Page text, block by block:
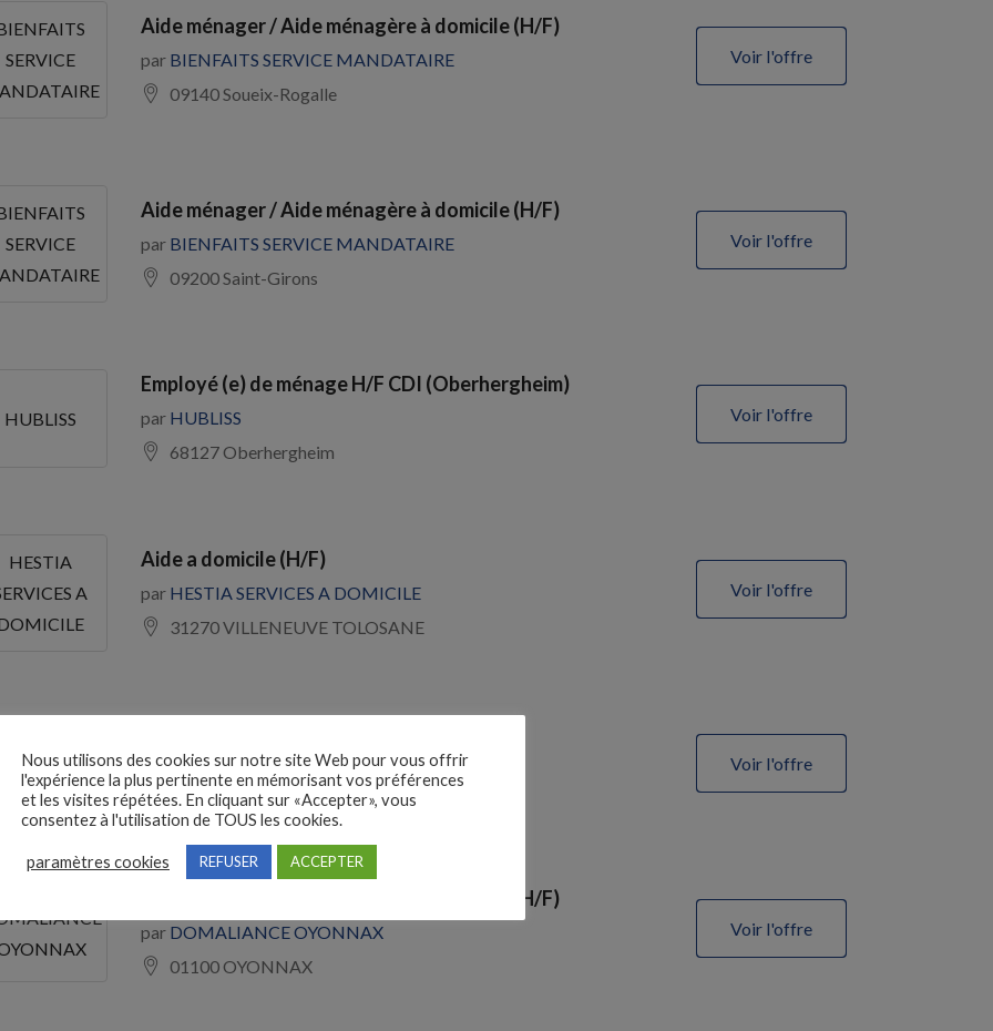
SERVICE
Aide ménager / Aide ménagère à domicile (H/F)
par BIENFAITS SERVICE MANDATAIRE
09140 Soueix-Rogalle
Voir l'offre
SERVICE
Aide ménager / Aide ménagère à domicile (H/F)
par BIENFAITS SERVICE MANDATAIRE
09200 Saint-Girons
Voir l'offre
HUBLISS
Employé (e) de ménage H/F CDI (Oberhergheim)
par HUBLISS
68127 Oberhergheim
Voir l'offre
HESTIA
A
Aide a domicile (H/F)
par HESTIA SERVICES A DOMICILE
31270 VILLENEUVE TOLOSANE
Voir l'offre
DE
KERVEL
parDOMAINE DE KERVEL
29550 PLONEVEZ PORZAY
Voir l'offre
Aide ménager / Aide ménagère à domicile (H/F)
par DOMALIANCE OYONNAX
01100 OYONNAX
Voir l'offre
Nous utilisons des cookies sur notre site Web pour vous offrir
l'expérience la plus pertinente en mémorisant vos préférences
et les visites répétées. En cliquant sur «Accepter», vous
consentez à l'utilisation de TOUS les cookies.
paramètres cookies REFUSER ACCEPTER